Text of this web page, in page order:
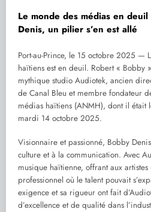
Le monde des médias en
Denis, un pilier s’en est allé
Port-au-Prince, le 15 octobre 2025 —
haïtiens est en deuil. Robert « Bobby
mythique studio Audiotek, ancien
de Canal Bleu et membre fondateur
médias haïtiens (ANMH), dont il était
mardi 14 octobre 2025.
Visionnaire et passionné, Bobby
culture et à la communication. Avec
musique haïtienne, offrant aux
professionnel où le talent pouvait
exigence et sa rigueur ont fait
d’excellence et de qualité dans